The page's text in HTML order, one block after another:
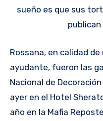
sueño es que sus
Rossana, en calidad
ayudante, fueron las
Nacional de
ayer en el Hotel
año en la Mafia